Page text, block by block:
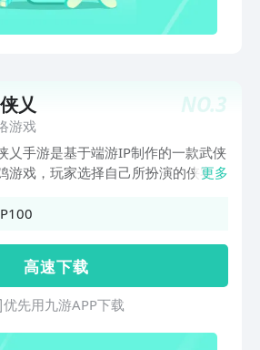
NO.3
乂
游戏
乂手游是基于端游IP制作的一款武侠
游戏，玩家选择自己所扮演的侠客在
行战斗。玩家在对局中对不同武器的
更多
高 速 下 载
优先用九游APP下载